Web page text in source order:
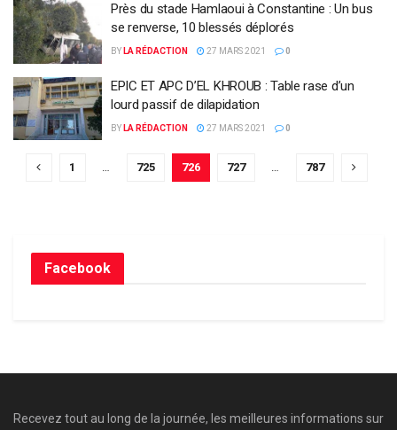
Près du stade Hamlaoui à Constantine : Un bus
se renverse, 10 blessés déplorés
BY LA RÉDACTION 27 MARS 2021 0
EPIC ET APC D’EL KHROUB : Table rase d’un
lourd passif de dilapidation
BY LA RÉDACTION 27 MARS 2021 0
1 … 725 726 727 … 787
Facebook
Recevez tout au long de la journée, les meilleures informations sur